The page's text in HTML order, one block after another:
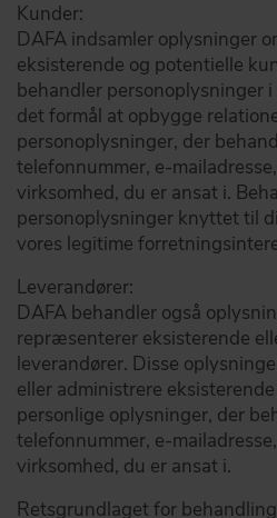
Kunder:
DAFA indsamler oplysninger
eksisterende og potentielle
behandler personoplysninger
det formål at opbygge
personoplysninger, der
telefonnummer, e-
virksomhed, du er ansat i.
personoplysninger knyttet til
vores legitime
Leverandører:
DAFA behandler også
repræsenterer eksisterende
leverandører. Disse
eller administrere
personlige oplysninger, der
telefonnummer, e-
virksomhed, du er ansat i.
Retsgrundlaget for